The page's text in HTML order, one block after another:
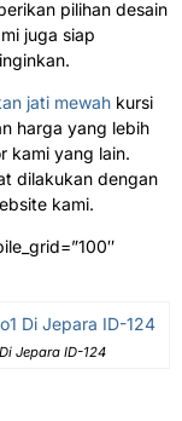
pilihan desain
juga siap
jati mewah kursi
harga yang lebih
kami yang lain.
dilakukan dengan
kami.
Jepara ID-124